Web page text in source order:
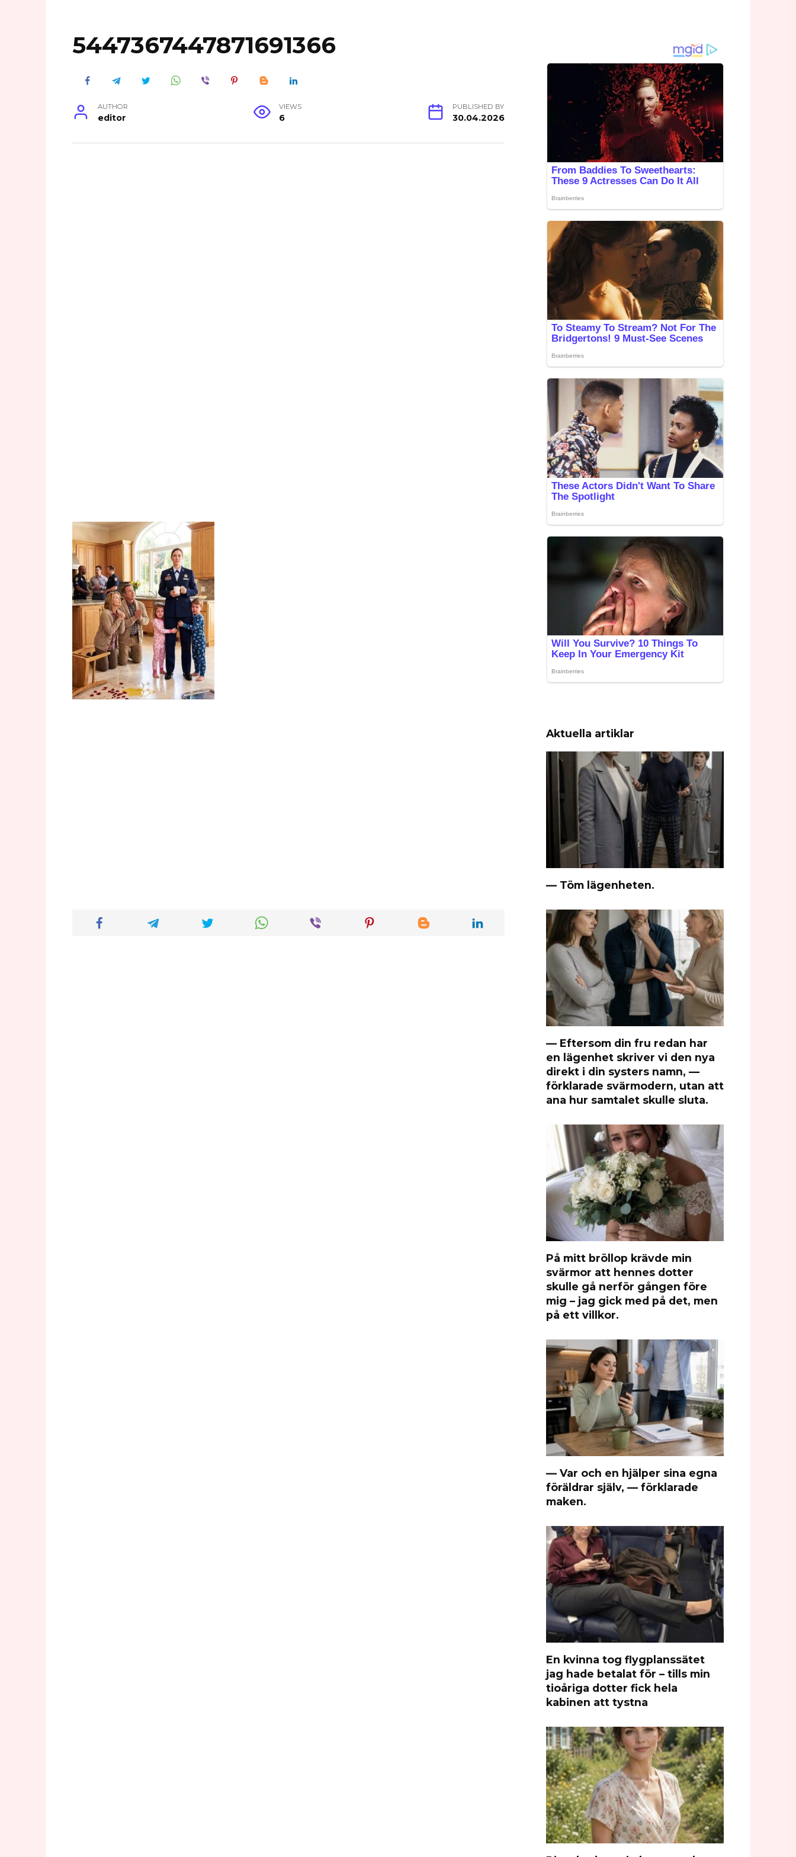
5447367447871691366
AUTHOR
editor
VIEWS
6
PUBLISHED BY
30.04.2026
Aktuella artiklar
— Töm lägenheten.
— Eftersom din fru redan har
en lägenhet skriver vi den nya
direkt i din systers namn, —
förklarade svärmodern, utan att
ana hur samtalet skulle sluta.
På mitt bröllop krävde min
svärmor att hennes dotter
skulle gå nerför gången före
mig – jag gick med på det, men
på ett villkor.
— Var och en hjälper sina egna
föräldrar själv, — förklarade
maken.
En kvinna tog flygplanssätet
jag hade betalat för – tills min
tioåriga dotter fick hela
kabinen att tystna